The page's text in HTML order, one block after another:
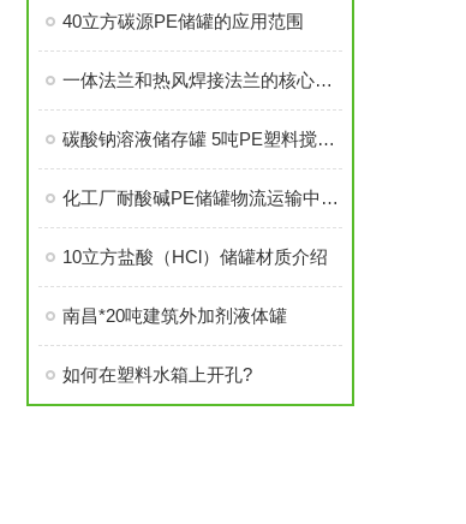
40立方碳源PE储罐的应用范围
一体法兰和热风焊接法兰的核心区别
碳酸钠溶液储存罐 5吨PE塑料搅拌桶
化工厂耐酸碱PE储罐物流运输中注意事项
10立方盐酸（HCl）储罐材质介绍
南昌*20吨建筑外加剂液体罐
如何在塑料水箱上开孔?